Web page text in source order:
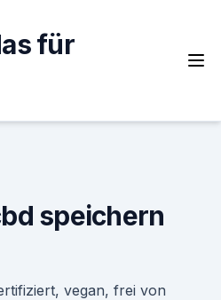
für
speichern
vegan, frei von